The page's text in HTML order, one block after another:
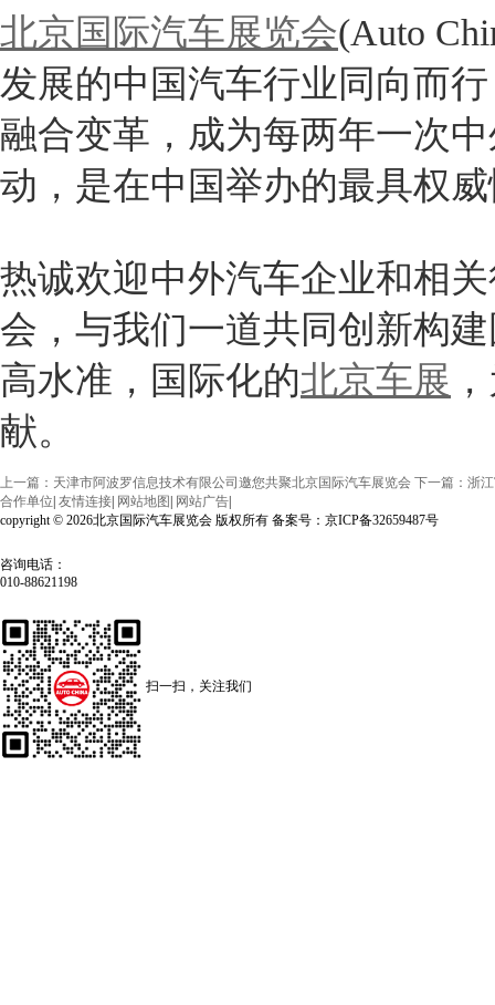
北京国际汽车展览会(Auto
发展的中国汽车行业同向而
融合变革，成为每两年一次
动，是在中国举办的最具权
热诚欢迎中外汽车企业和相
会，与我们一道共同创新构
高水准，国际化的北京车展
献。
上一篇：天津市阿波罗信息技术有限公司邀您共聚北京国际汽车展览会 下一篇：浙
合作单位 友情连接 网站地图 网站广告
copyright © 2026北京国际汽车展览会 版权所有 备案号：京ICP备32659487号
咨询电话：
010-88621198
扫一扫，关注我们